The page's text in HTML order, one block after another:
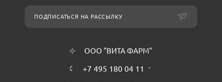
ПОДПИСАТЬСЯ НА РАССЫЛКУ
ООО "ВИТА ФАРМ"
+7 495 180 04 11